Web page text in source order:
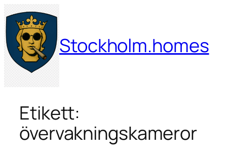
Hoppa
till
innehåll
Stockholm.homes
Etikett:
övervakningskameror